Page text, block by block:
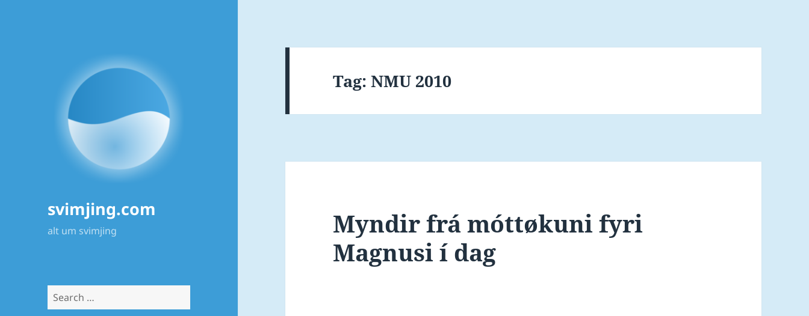
svimjing.com
alt um svimjing
Search
for:
Tag:NMU 2010
Myndir frá móttøkuni fyri
Magnusi í dag